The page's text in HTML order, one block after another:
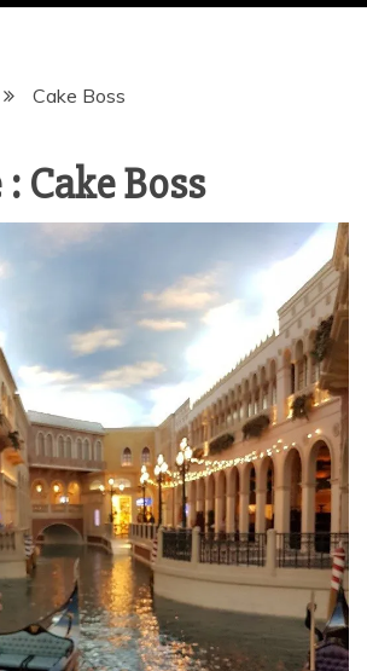
Cake Boss
: Cake Boss